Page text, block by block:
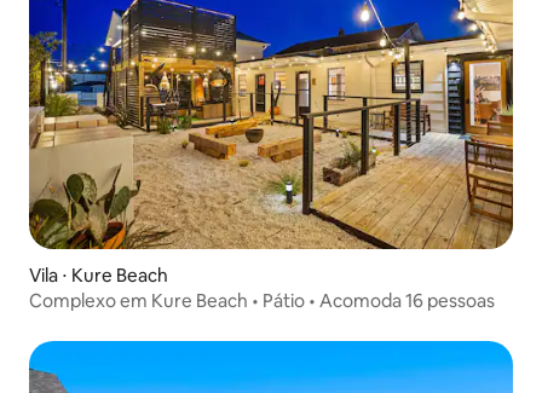
Vila ⋅ Kure Beach
Complexo em Kure Beach • Pátio • Acomoda 16 pessoas